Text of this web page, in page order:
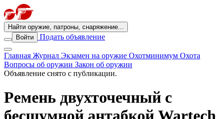
Найти оружие, патроны, снаряжение...
Войти
Подать объявление
Главная Журнал Экзамен на оружие Охотминимум Охота
Вопросы об оружии Закон об оружии
Объявление снято с публикации.
Ремень двухточечный с